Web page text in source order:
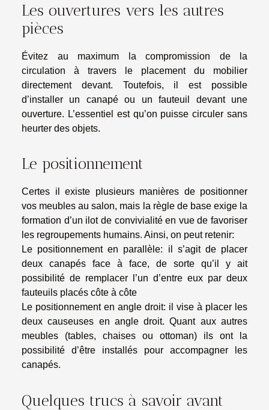
Les ouvertures vers les autres
pièces
Évitez au maximum la compromission de la
circulation à travers le placement du mobilier
directement devant. Toutefois, il est possible
d’installer un canapé ou un fauteuil devant une
ouverture. L’essentiel est qu’on puisse circuler sans
heurter des objets.
Le positionnement
Certes il existe plusieurs manières de positionner
vos meubles au salon, mais la règle de base exige la
formation d’un ilot de convivialité en vue de favoriser
les regroupements humains. Ainsi, on peut retenir:
Le positionnement en parallèle: il s’agit de placer
deux canapés face à face, de sorte qu’il y ait
possibilité de remplacer l’un d’entre eux par deux
fauteuils placés côte à côte
Le positionnement en angle droit: il vise à placer les
deux causeuses en angle droit. Quant aux autres
meubles (tables, chaises ou ottoman) ils ont la
possibilité d’être installés pour accompagner les
canapés.
Quelques trucs à savoir avant